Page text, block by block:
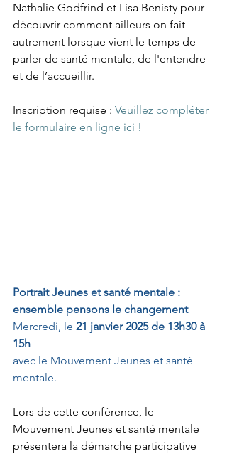
Nathalie Godfrind et Lisa Benisty pour
découvrir comment ailleurs on fait
autrement lorsque vient le temps de
parler de santé mentale, de l'entendre
et de l’accueillir.
Inscription requise : Veuillez compléter
le formulaire en ligne ici !
Portrait Jeunes et santé mentale :
ensemble pensons le changement
Mercredi, le 21 janvier 2025 de 13h30 à
15h
avec le Mouvement Jeunes et santé
mentale.
Lors de cette conférence, le
Mouvement Jeunes et santé mentale
présentera la démarche participative